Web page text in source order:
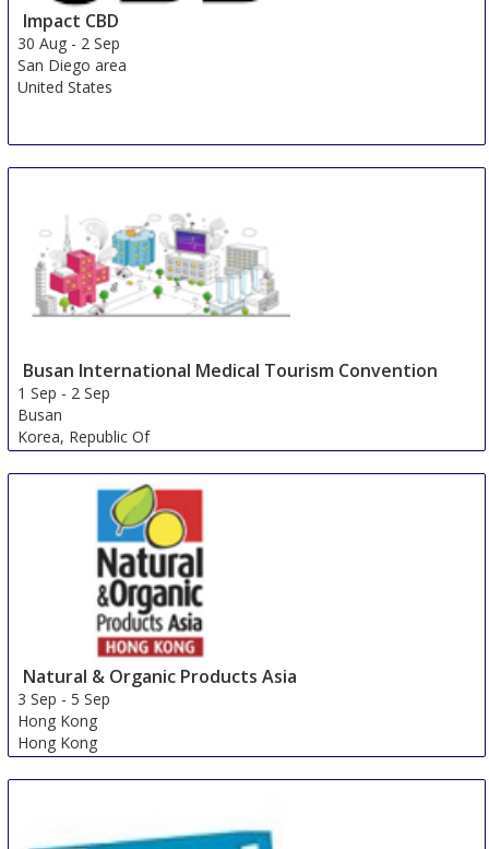
Impact CBD
30 Aug - 2 Sep
San Diego area
United States
Busan International Medical Tourism Convention
1 Sep - 2 Sep
Busan
Korea, Republic Of
Natural & Organic Products Asia
3 Sep -5 Sep
Hong Kong
Hong Kong